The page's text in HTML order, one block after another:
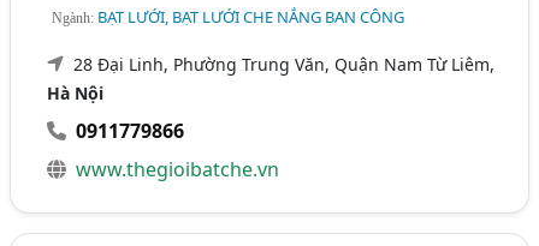
Ngành: BẠT LƯỚI, BẠT LƯỚI CHE NẮNG BAN CÔNG
28 Đại Linh, Phường Trung Văn, Quận Nam Từ Liêm,
Hà Nội
0911779866
www.thegioibatche.vn